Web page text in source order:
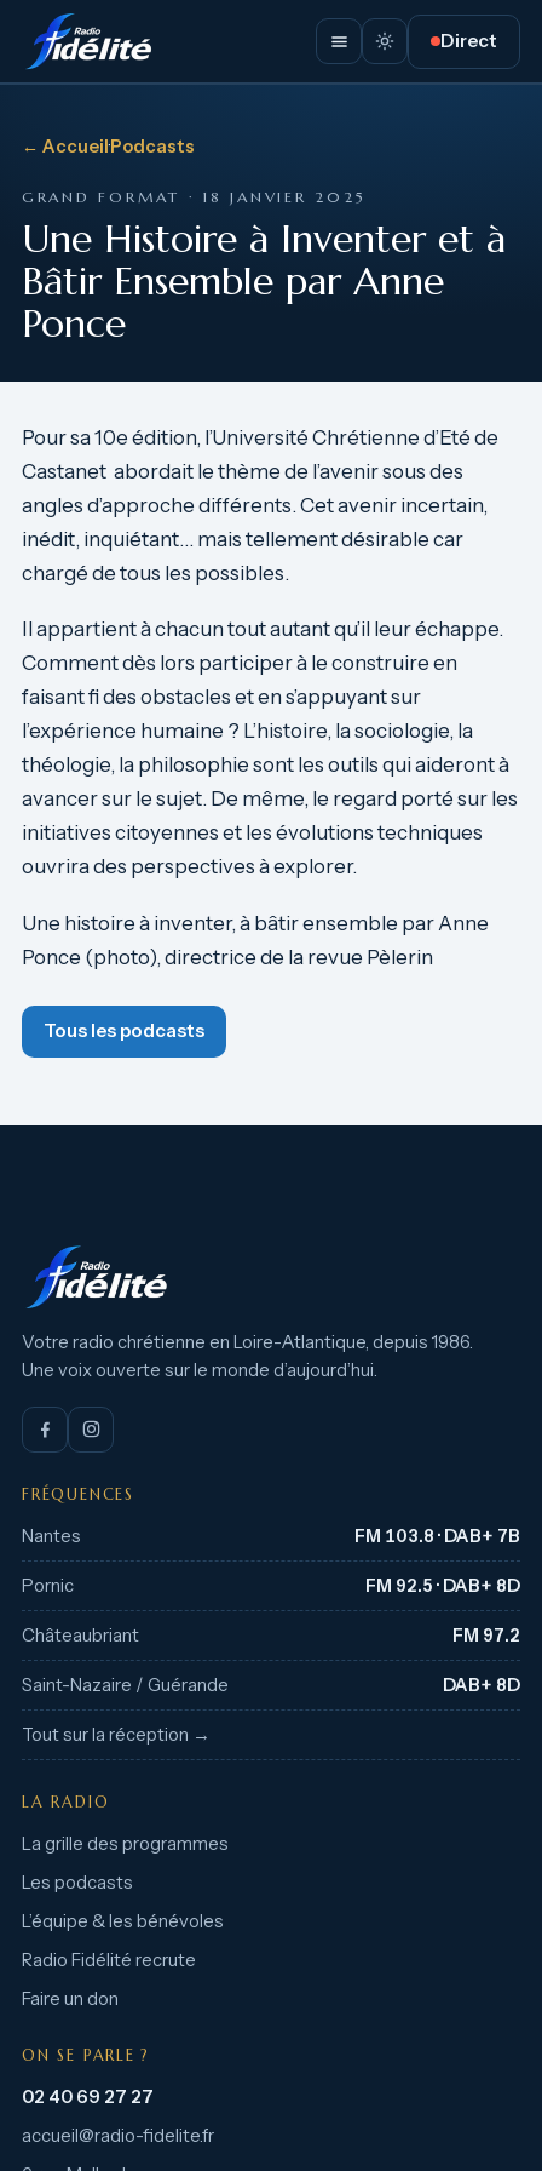
Direct
← Accueil·Podcasts
GRAND FORMAT · 18 JANVIER 2025
Une Histoire à Inventer et à
Bâtir Ensemble par Anne
Ponce
Pour sa 10e édition, l’Université Chrétienne d’Eté de
Castanet abordait le thème de l’avenir sous des
angles d’approche différents. Cet avenir incertain,
inédit, inquiétant… mais tellement désirable car
chargé de tous les possibles.
Il appartient à chacun tout autant qu’il leur échappe.
Comment dès lors participer à le construire en
faisant fi des obstacles et en s’appuyant sur
l’expérience humaine ? L’histoire, la sociologie, la
théologie, la philosophie sont les outils qui aideront à
avancer sur le sujet. De même, le regard porté sur les
initiatives citoyennes et les évolutions techniques
ouvrira des perspectives à explorer.
Une histoire à inventer, à bâtir ensemble par Anne
Ponce (photo), directrice de la revue Pèlerin
Tous les podcasts
Votre radio chrétienne en Loire-Atlantique, depuis 1986.
Une voix ouverte sur le monde d’aujourd’hui.
FRÉQUENCES
Nantes FM 103.8 · DAB+ 7B
Pornic FM 92.5 · DAB+ 8D
Châteaubriant FM 97.2
Saint-Nazaire / Guérande DAB+ 8D
Tout sur la réception →
LA RADIO
La grille des programmes
Les podcasts
L’équipe & les bénévoles
Radio Fidélité recrute
Faire un don
ON SE PARLE ?
02 40 69 27 27
accueil@radio-fidelite.fr